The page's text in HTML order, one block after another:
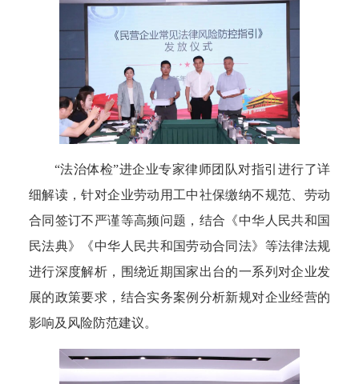
“法治体检”进企业专家律师团队对指引进行了详
细解读，针对企业劳动用工中社保缴纳不规范、劳动
合同签订不严谨等高频问题，结合《中华人民共和国
民法典》《中华人民共和国劳动合同法》等法律法规
进行深度解析，围绕近期国家出台的一系列对企业发
展的政策要求，结合实务案例分析新规对企业经营的
影响及风险防范建议。